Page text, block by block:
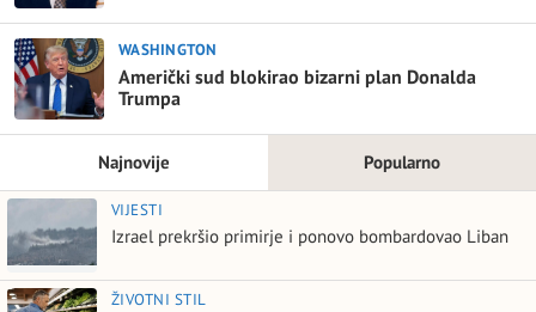
WASHINGTON
Američki sud blokirao bizarni plan Donalda
Trumpa
Najnovije Popularno
VIJESTI
Izrael prekršio primirje i ponovo bombardovao Liban
ŽIVOTNI STIL